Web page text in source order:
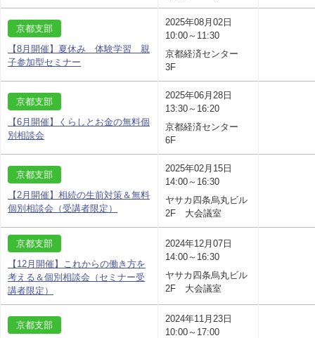
京都支部
【8月開催】夏休み 体験学習 親
子参加型セミナー
2025年08月02日
10:00～11:30
京都経済センター
3F
京都支部
【6月開催】くらしとお金の無料個
別相談会
2025年06月28日
13:30～16:20
京都経済センター
6F
京都支部
【2月開催】相続の生前対策＆無料
個別相談会（受講者限定）
2025年02月15日
14:00～16:30
ヤサカ四条烏丸ビル
2F 大会議室
京都支部
【12月開催】これからの働き方を
考える＆個別相談会（セミナー受
講者限定）
2024年12月07日
14:00～16:30
ヤサカ四条烏丸ビル
2F 大会議室
京都支部
2024年11月23日
10:00～17:00